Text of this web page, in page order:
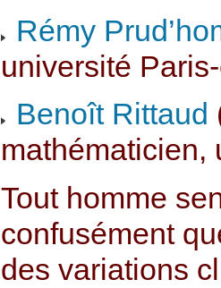
Rémy
université
Benoît Rittaud
mathématicien,
Tout homme
confusément
des variations